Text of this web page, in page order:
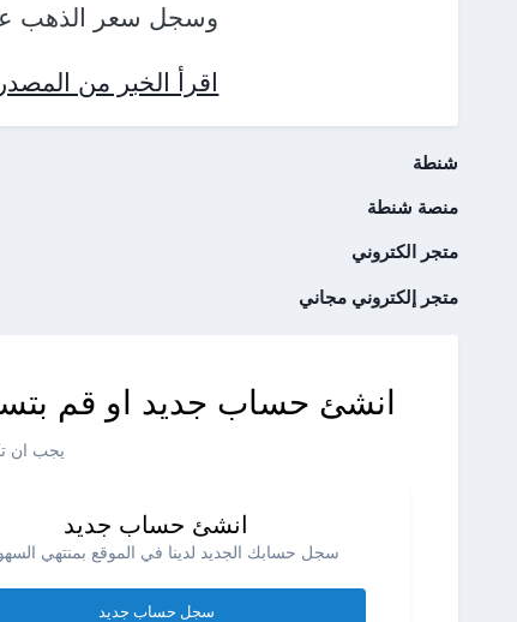
وسجل سعر الذهب عالميا نحو 1912
اقرأ الخبر من المصدر
شنطة
منصة شنطة
متجر الكتروني
متجر إلكتروني مجاني
انشئ حساب جديد او قم
يجب ان
انشئ حساب جديد
سجل حسابك الجديد لدينا في الموقع بمنتهي
سجل حساب جديد